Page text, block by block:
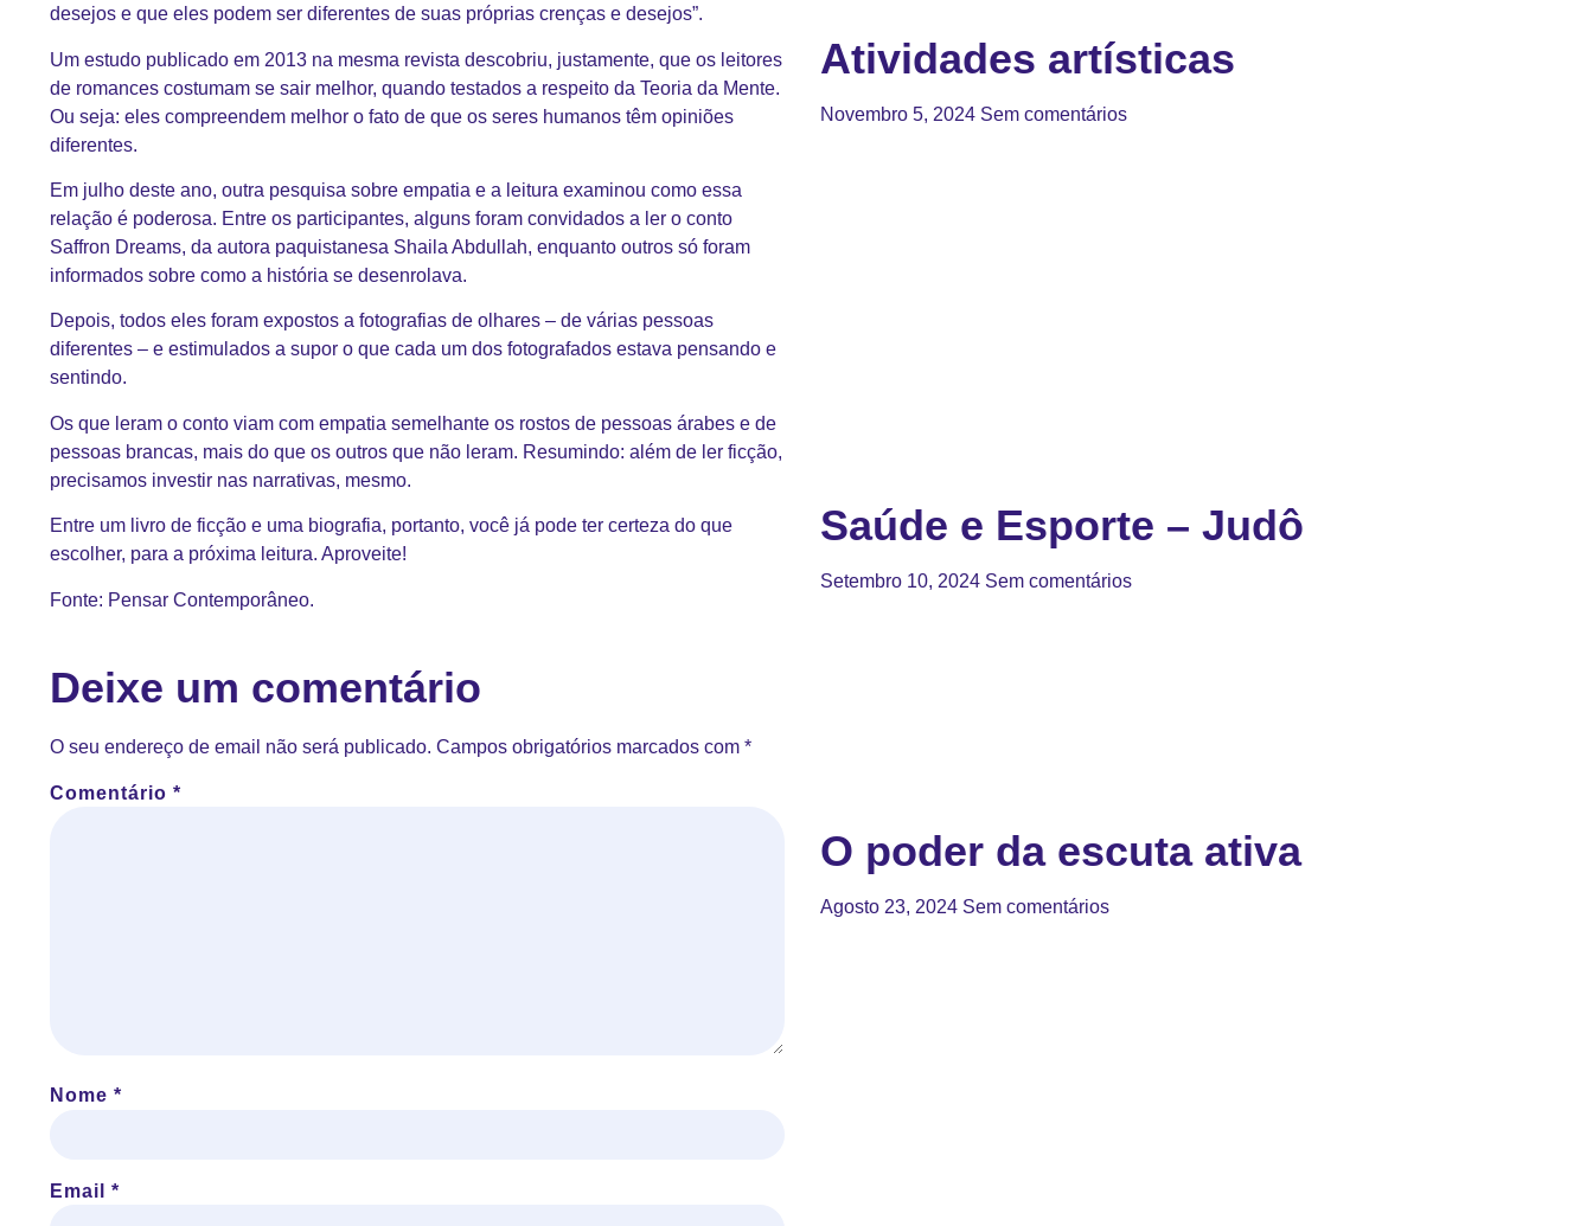
desejos e que eles podem ser diferentes de suas próprias crenças e desejos”.
Um estudo publicado em 2013 na mesma revista descobriu, justamente, que os leitores
de romances costumam se sair melhor, quando testados a respeito da Teoria da Mente.
Ou seja: eles compreendem melhor o fato de que os seres humanos têm opiniões
diferentes.
Em julho deste ano, outra pesquisa sobre empatia e a leitura examinou como essa
relação é poderosa. Entre os participantes, alguns foram convidados a ler o conto
Saffron Dreams, da autora paquistanesa Shaila Abdullah, enquanto outros só foram
informados sobre como a história se desenrolava.
Depois, todos eles foram expostos a fotografias de olhares – de várias pessoas
diferentes – e estimulados a supor o que cada um dos fotografados estava pensando e
sentindo.
Os que leram o conto viam com empatia semelhante os rostos de pessoas árabes e de
pessoas brancas, mais do que os outros que não leram. Resumindo: além de ler ficção,
precisamos investir nas narrativas, mesmo.
Entre um livro de ficção e uma biografia, portanto, você já pode ter certeza do que
escolher, para a próxima leitura. Aproveite!
Fonte: Pensar Contemporâneo.
Deixe um comentário
O seu endereço de email não será publicado. Campos obrigatórios marcados com *
Comentário *
Nome *
Email *
Atividades artísticas
Novembro 5, 2024 Sem comentários
Saúde e Esporte – Judô
Setembro 10, 2024 Sem comentários
O poder da escuta ativa
Agosto 23, 2024 Sem comentários